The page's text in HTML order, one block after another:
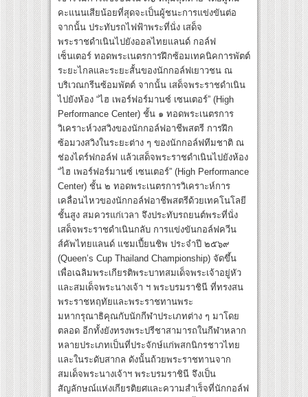
คะแนนเสียน้อยที่สุดจะเป็นผู้ชนะการแข่งขันต่อ
จากนั้น ประทับรถไฟฟ้าพระที่นั่ง เสด็จ
พระราชดำเนินไปยังออลไทยแลนด์ กอล์ฟ
เซ็นเตอร์ ทอดพระเนตรการฝึกซ้อมเทคนิคการพัตต์
ระยะไกลและระยะสั้นของนักกอล์ฟเยาวชน ณ
บริเวณกรีนซ้อมพัตต์ จากนั้น เสด็จพระราชดำเนิน
ไปยังห้อง “ไฮ เพอร์ฟอร์มานซ์ เซนเตอร์” (High
Performance Center) ชั้น ๑ ทอดพระเนตรการ
วิเคราะห์วงสวิงของนักกอล์ฟอาชีพสตรี การฝึก
ซ้อมวงสวิงในระยะต่าง ๆ ของนักกอล์ฟทีมชาติ ณ
ช่องไดร์ฟกอล์ฟ แล้วเสด็จพระราชดำเนินไปยังห้อง
“ไฮ เพอร์ฟอร์มานซ์ เซนเตอร์” (High Performance
Center) ชั้น ๒ ทอดพระเนตรการวิเคราะห์การ
เคลื่อนไหวของนักกอล์ฟอาชีพสตรีด้วยเทคโนโลยี
ชั้นสูง สมควรแก่เวลา จึงประทับรถยนต์พระที่นั่ง
เสด็จพระราชดำเนินกลับ การแข่งขันกอล์ฟควีน
ส์คัพไทยแลนด์ แชมเปี้ยนชิพ ประจำปี ๒๕๖๙
(Queen’s Cup Thailand Championship) จัดขึ้น
เพื่อเฉลิมพระเกียรติพระบาทสมเด็จพระเจ้าอยู่หัว
และสมเด็จพระนางเจ้า ฯ พระบรมราชินี ที่ทรงสน
พระราชหฤทัยและพระราชทานพระ
มหากรุณาธิคุณกับนักกีฬาประเภทต่าง ๆ มาโดย
ตลอด อีกทั้งยังทรงพระปรีชาสามารถในกีฬาหลาก
หลายประเภทเป็นที่ประจักษ์แก่พสกนิกรชาวไทย
และในระดับสากล ดังนั้นถ้วยพระราชทานจาก
สมเด็จพระนางเจ้าฯ พระบรมราชินี จึงเป็น
สัญลักษณ์แห่งเกียรติยศและความสำเร็จที่นักกอล์ฟ